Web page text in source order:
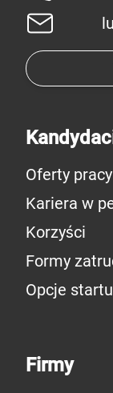
Oferty pracy
Kariera w
Korzyści
Formy
Opcje
Firmy